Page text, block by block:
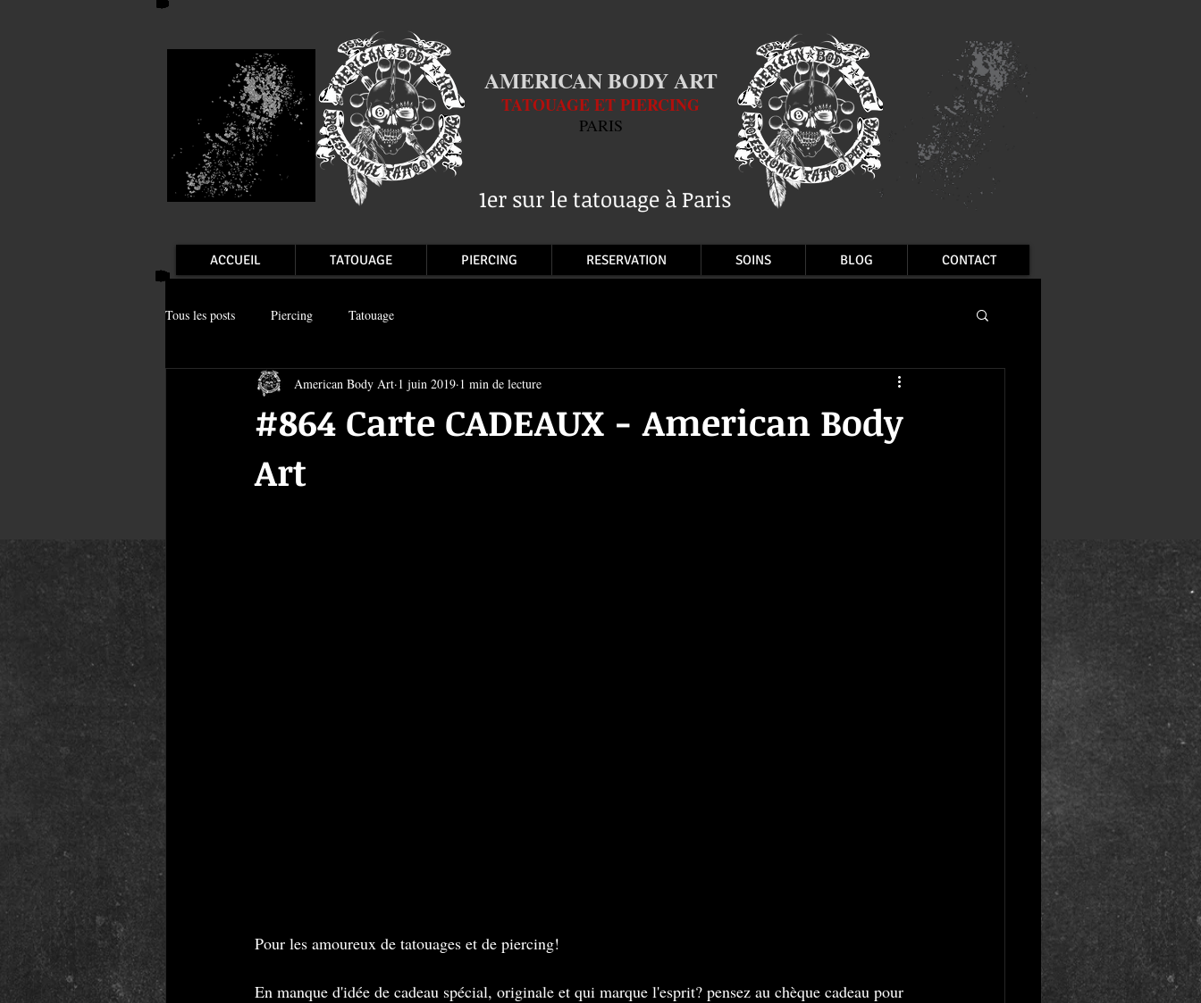
AMERICAN BODY ART
TATOUAGE ET PIERCING
PARIS
1er sur le tatouage à Paris
ACCUEIL TATOUAGE PIERCING RESERVATION SOINS BLOG CONTACT
Tous les posts Piercing Tatouage
#864 Carte CADEAUX - American Body
Art
American Body Art 1 juin 2019 1 min de lecture
Pour les amoureux de tatouages et de piercing!
En manque d'idée de cadeau spécial, originale et qui marque l'esprit? pensez au chèque cadeau pour